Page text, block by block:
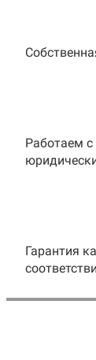
Работаем
Гарантия